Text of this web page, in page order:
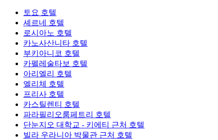
토요 호텔
셰르네 호텔
로시아노 호텔
카노사산니타 호텔
부키아니코 호텔
카펠레술타보 호텔
아리엘리 호텔
엘리체 호텔
프리사 호텔
카스틸렌티 호텔
파라필리오룸페트리 호텔
단눈지오 대학교 - 키에티 근처 호텔
빌라 우라니아 박물관 근처 호텔